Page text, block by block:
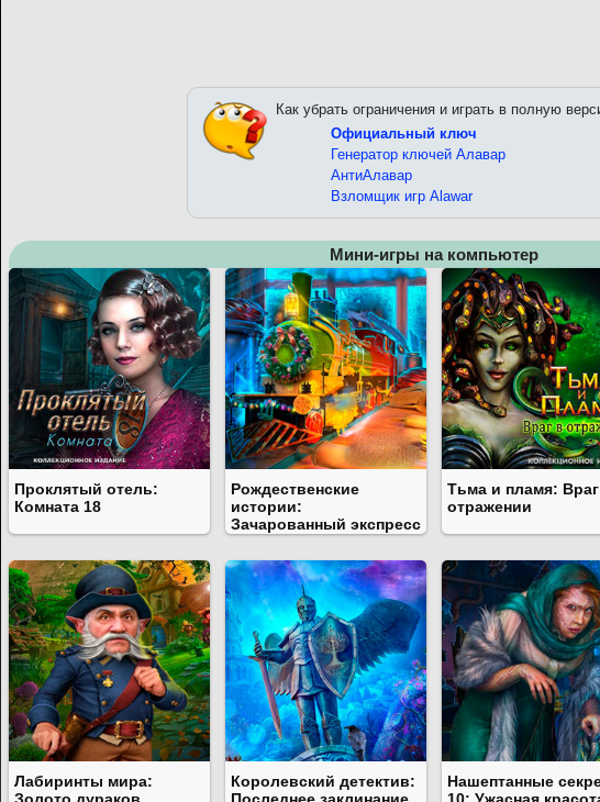
Как убрать ограничения и играть в полную
Официальный ключ
Генератор ключей Алавар
АнтиАлавар
Взломщик игр Alawar
Мини-игры на компьютер
Проклятый отель:
Комната 18
Рождественские
истории:
Зачарованный экспресс
Тьма и пламя:
отражении
Лабиринты мира:
Золото дураков
Королевский детектив:
Последнее заклинание
Нашептанные
10: Ужасная